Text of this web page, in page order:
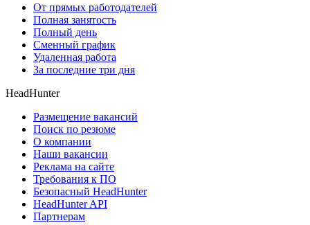
От прямых работодателей
Полная занятость
Полный день
Сменный график
Удаленная работа
За последние три дня
HeadHunter
Размещение вакансий
Поиск по резюме
О компании
Наши вакансии
Реклама на сайте
Требования к ПО
Безопасный HeadHunter
HeadHunter API
Партнерам